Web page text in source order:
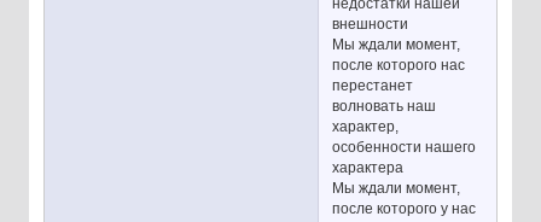
недостатки нашей
внешности
Мы ждали момент,
после которого нас
перестанет
волновать наш
характер,
особенности нашего
характера
Мы ждали момент,
после которого у нас